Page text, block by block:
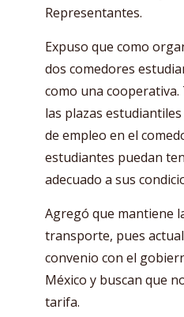
Representantes.
Expuso que como
dos comedores
como una
las plazas
de empleo en el
estudiantes puedan
adecuado a sus
Agregó que mantiene
transporte, pues
convenio con el
México y buscan que
tarifa.